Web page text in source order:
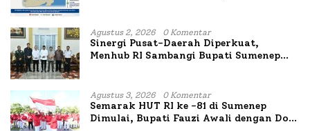
Agustus 2, 2026 0 Komentar
Sinergi Pusat-Daerah Diperkuat,
Menhub RI Sambangi Bupati Sumenep
Agustus 3, 2026 0 Komentar
Semarak HUT RI ke -81 di Sumenep
Dimulai, Bupati Fauzi Awali dengan Doa